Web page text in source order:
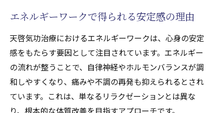
エネルギーワークで得られる安定感の理由
天啓気功治療におけるエネルギーワークは、心身の安定
感をもたらす要因として注目されています。エネルギー
の流れが整うことで、自律神経やホルモンバランスが調
和しやすくなり、痛みや不調の再発も抑えられるとされ
ています。これは、単なるリラクゼーションとは異な
り、根本的な体質改善を目指すアプローチです。